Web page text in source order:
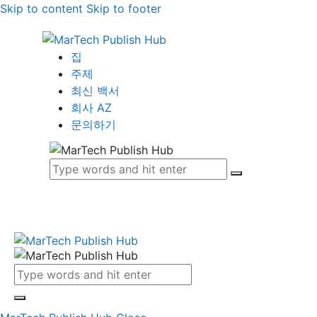
Skip to content Skip to footer
집
주제
최신 백서
회사 AZ
문의하기